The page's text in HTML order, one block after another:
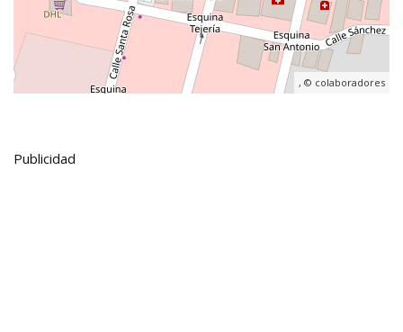
, © colaboradores
Publicidad